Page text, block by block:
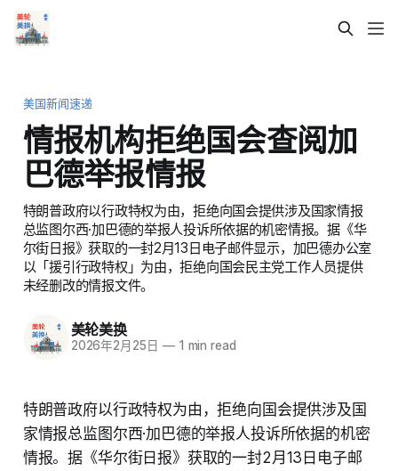
美国新闻速递
情报机构拒绝国会查阅加
巴德举报情报
特朗普政府以行政特权为由，拒绝向国会提供涉及国家情报
总监图尔西·加巴德的举报人投诉所依据的机密情报。据《华
尔街日报》获取的一封2月13日电子邮件显示，加巴德办公室
以「援引行政特权」为由，拒绝向国会民主党工作人员提供
未经删改的情报文件。
美轮美换
2026年2月25日 —1 min read
特朗普政府以行政特权为由，拒绝向国会提供涉及国
家情报总监图尔西·加巴德的举报人投诉所依据的机密
情报。据《华尔街日报》获取的一封2月13日电子邮